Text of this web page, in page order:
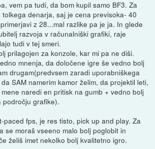
vem pa tudi, da bom kupil samo BF3. Za
denarja, saj je cena previsoka- 40
z 28...mal razlike pa je ja. In glede
razvoja v računalniški grafiki, raje
tudi v tej smeri.
prilagojen za konzole, kar mi pa ne diši.
mnenja, da določene igre še vedno bolj
drugam(predvsem zaradi uporabniškega
SAM namerim kamor želim, da projektil leti,
naredi en pritisk na gumb + vedno bolj
področju grafike).
paced fps, je res tisto, pick up and play. Za
se moraš vseeno malo bolj poglobit in
želiš imet nekolko bolj kvalitetno igro.